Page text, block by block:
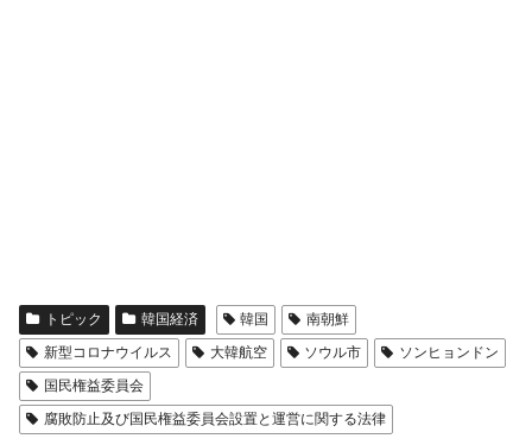
トピック 韓国経済 韓国
南朝鮮
新型コロナウイルス
大韓航空 ソウル市
ソンヒョンドン
国民権益委員会
腐敗防止及び国民権益委員会設置と運営に関する法律